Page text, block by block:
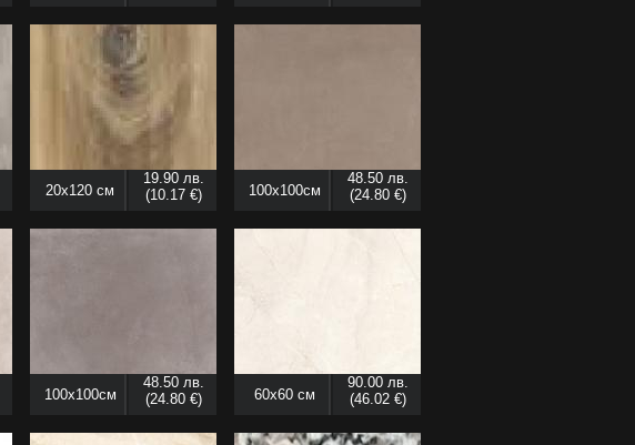
20x120 см
19.90 лв.
(10.17 €)
100x100см
48.50 лв.
(24.80 €)
100x100см
48.50 лв.
(24.80 €)
60x60 см
90.00 лв.
(46.02 €)